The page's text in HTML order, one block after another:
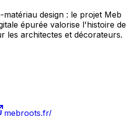
design : le projet Meb
épurée valorise l'histoire de
les architectes et décorateurs.
mebroots.fr/